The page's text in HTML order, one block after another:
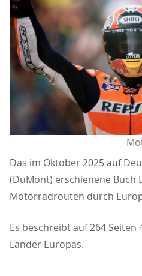
Das im Oktober 2025 auf
(DuMont) erschienene Buch
Motorradrouten durch
Es beschreibt auf 264 Seiten
Länder Europas.